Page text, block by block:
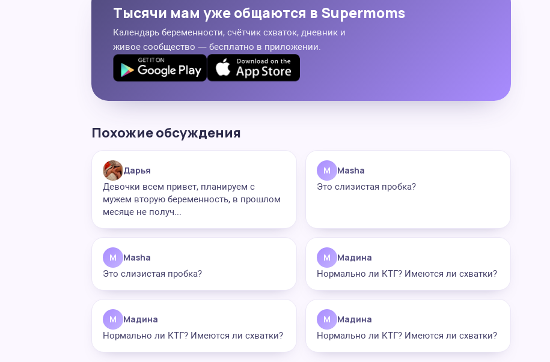
Тысячи мам уже общаются в Supermoms
Календарь беременности, счётчик схваток, дневник и
живое сообщество — бесплатно в приложении.
Похожие обсуждения
Дарья
Девочки всем привет, планируем с
мужем вторую беременность, в прошлом
месяце не получ...
M Masha
Это слизистая пробка?
M Masha
Это слизистая пробка?
М Мадина
Нормально ли КТГ? Имеются ли схватки?
М Мадина
Нормально ли КТГ? Имеются ли схватки?
М Мадина
Нормально ли КТГ? Имеются ли схватки?